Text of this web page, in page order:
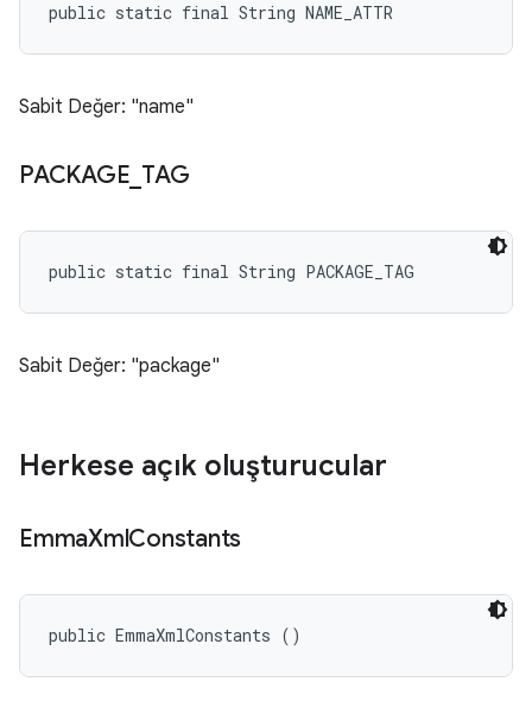
public static final String NAME_ATTR
Sabit Değer: "name"
PACKAGE TAG
public static final String PACKAGE_TAG
Sabit Değer: "package"
Herkese açık oluşturucular
EmmaXmlConstants
public EmmaXmlConstants ()